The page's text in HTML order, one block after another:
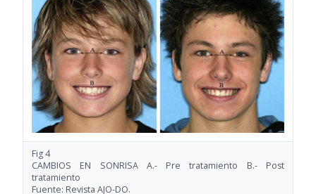
Fig 4
CAMBIOS EN SONRISA A.- Pre tratamiento B.- Post
tratamiento
Fuente: Revista AJO-DO.